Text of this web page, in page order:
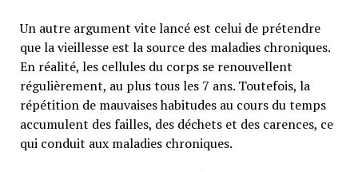
Un autre argument vite lancé est celui de prétendre
que la vieillesse est la source des maladies chroniques.
En réalité, les cellules du corps se renouvellent
régulièrement, au plus tous les 7 ans. Toutefois, la
répétition de mauvaises habitudes au cours du temps
accumulent des failles, des déchets et des carences, ce
qui conduit aux maladies chroniques.